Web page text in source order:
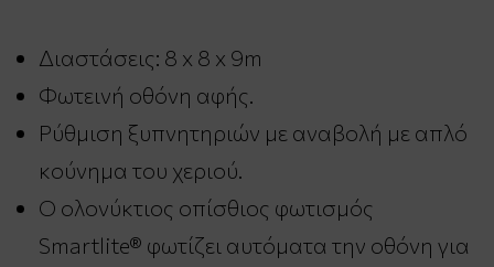
Διαστάσεις: 8 x 8 x 9m
Φωτεινή οθόνη αφής.
Ρύθμιση ξυπνητηριών με αναβολή με απλό
κούνημα του χεριού.
Ο ολονύκτιος οπίσθιος φωτισμός
Smartlite® φωτίζει αυτόματα την οθόνη για